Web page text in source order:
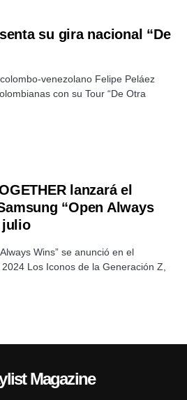
su gira nacional “De
venezolano Felipe Peláez
con su Tour “De Otra
lanzará el
“Open Always
julio
Wins” se anunció en el
Los Iconos de la Generación Z,